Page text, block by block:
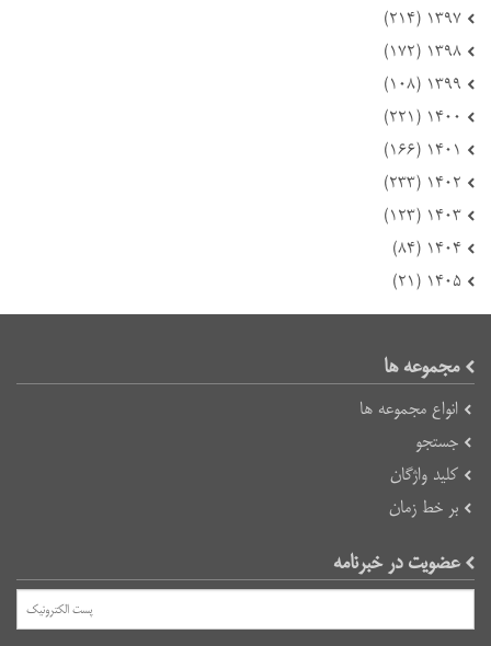
۱۳۹۷ (۲۱۴)
۱۳۹۸ (۱۷۲)
۱۳۹۹ (۱۰۸)
۱۴۰۰ (۲۲۱)
۱۴۰۱ (۱۶۶)
۱۴۰۲ (۲۳۳)
۱۴۰۳ (۱۲۳)
۱۴۰۴ (۸۴)
۱۴۰۵ (۲۱)
مجموعه ها
انواع مجموعه ها
جستجو
کلید واژگان
بر خط زمان
عضویت در خبرنامه